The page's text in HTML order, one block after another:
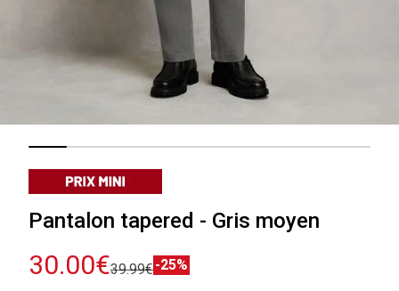
Pantalon tapered - Gris moyen
30.00€39.99€-25%